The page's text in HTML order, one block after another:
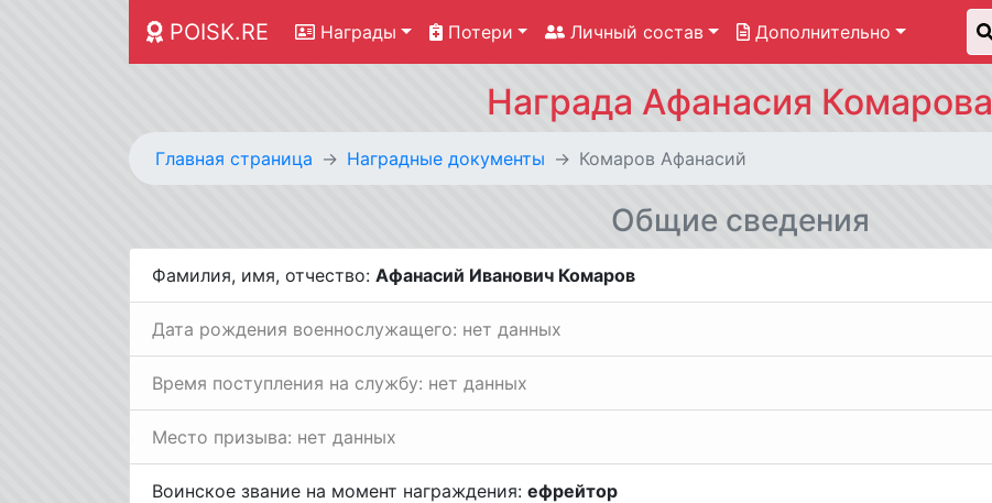
POISK.RE Награды Потери Личный состав Дополнительно
Награда Афанасия Комарова
Главная страница Наградные документы Комаров Афанасий
Общие сведения
Фамилия, имя, отчество: Афанасий Иванович Комаров
Дата рождения военнослужащего: нет данных
Время поступления на службу: нет данных
Место призыва: нет данных
Воинское звание на момент награждения: ефрейтор